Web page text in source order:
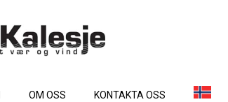
OM OSS KONTAKTA OSS